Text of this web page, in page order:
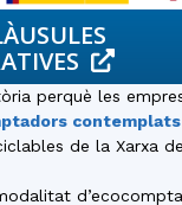
perquè les
de la Xarxa